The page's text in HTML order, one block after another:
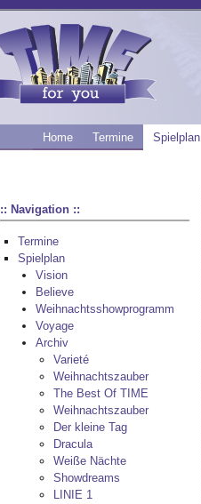
Home Termine Spielplan
:: Navigation ::
Termine
Spielplan
Vision
Believe
Weihnachtsshowprogramm
Voyage
Archiv
Varieté
Weihnachtszauber
The Best Of TIME
Weihnachtszauber
Der kleine Tag
Dracula
Weiße Nächte
Showdreams
LINIE 1